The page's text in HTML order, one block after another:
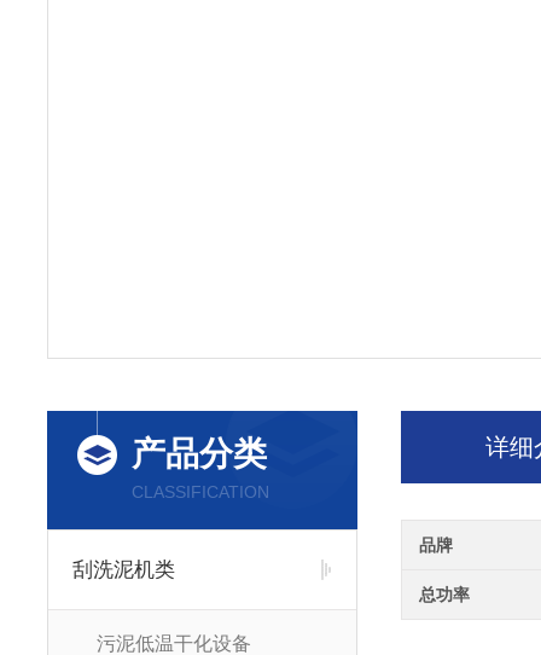
产品分类
CLASSIFICATION
刮洗泥机类
污泥低温干化设备
详细
品牌
总功率